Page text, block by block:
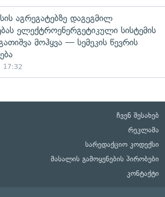
აგრეგატებზე დაგეგმილ
ელექტროენერგეტიკული სისტემის
მოჰყვა — სემეკის წევრის
17:32
ჩვენ შესახებ
რეკლამა
სარედაქციო კოდექსი
მასალის გამოყენების პირობები
კონტაქტი